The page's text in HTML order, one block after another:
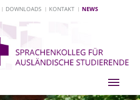
DOWNLOADS KONTAKT NEWS
Toggle